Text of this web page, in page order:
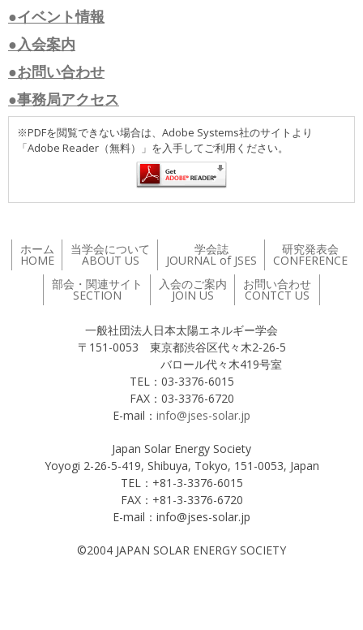
●イベント情報
●入会案内
●お問い合わせ
●事務局アクセス
※PDFを閲覧できない場合は、Adobe Systems社のサイトより
「Adobe Reader（無料）」を入手してご利用ください。
ホーム
HOME
当学会について
ABOUT US
学会誌
JOURNAL of JSES
研究発表会
CONFERENCE
部会・関連サイト
SECTION
入会のご案内
JOIN US
お問い合わせ
CONTCT US
一般社団法人日本太陽エネルギー学会
〒151-0053 東京都渋谷区代々木2-26-5
バロール代々木419号室
TEL：03-3376-6015
FAX：03-3376-6720
E-mail： info@jses-solar.jp
Japan Solar Energy Society
Yoyogi 2-26-5-419, Shibuya, Tokyo, 151-0053, Japan
TEL：+81-3-3376-6015
FAX：+81-3-3376-6720
E-mail：info@jses-solar.jp
©2004 JAPAN SOLAR ENERGY SOCIETY